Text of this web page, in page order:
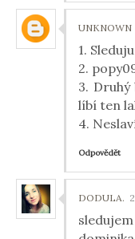
UNKNOWN
1.
2.
3. Druhý
líbí ten
4.
Odpovědět
DODULA.